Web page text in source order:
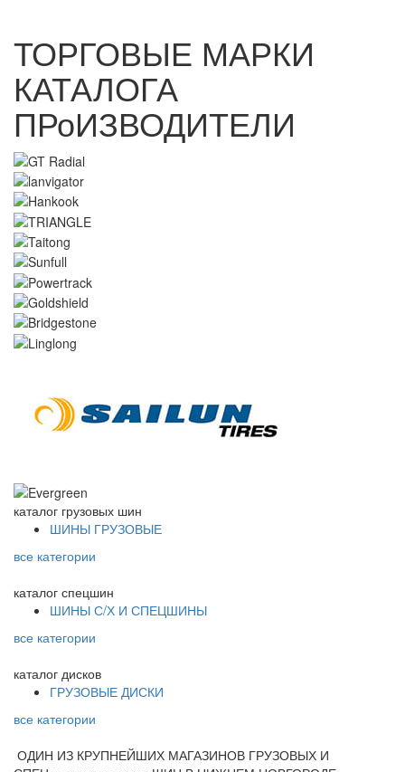
ТОРГОВЫЕ МАРКИ
КАТАЛОГА
ПРоИЗВОДИТЕЛИ
каталог грузовых шин
ШИНЫ ГРУЗОВЫЕ
все категории
каталог спецшин
ШИНЫ С/Х И СПЕЦШИНЫ
все категории
каталог дисков
ГРУЗОВЫЕ ДИСКИ
все категории
ОДИН ИЗ КРУПНЕЙШИХ МАГАЗИНОВ ГРУЗОВЫХ И